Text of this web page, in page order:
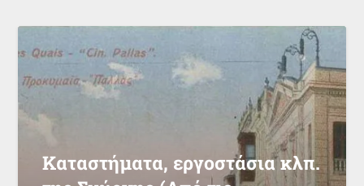
Καταστήματα, εργοστάσια κλπ.